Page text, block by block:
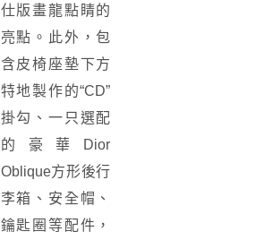
仕版畫龍點睛的
亮點。此外，包
含皮椅座墊下方
特地製作的“CD”
掛勾、一只選配
的豪華Dior
Oblique方形後行
李箱、安全帽、
鑰匙圈等配件，